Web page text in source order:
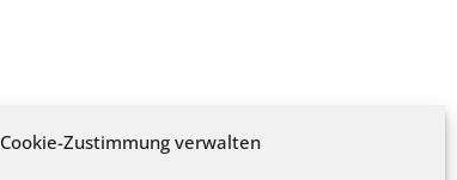
Cookie-Zustimmung verwalten